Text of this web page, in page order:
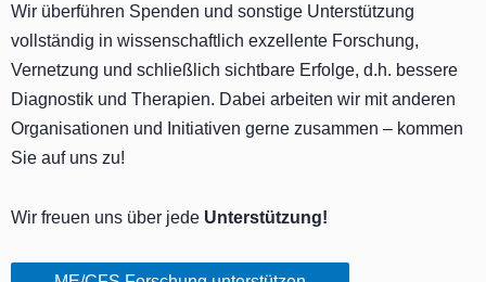
Wir überführen Spenden und sonstige Unterstützung
vollständig in wissenschaftlich exzellente Forschung,
Vernetzung und schließlich sichtbare Erfolge, d.h. bessere
Diagnostik und Therapien. Dabei arbeiten wir mit anderen
Organisationen und Initiativen gerne zusammen – kommen
Sie auf uns zu!
Wir freuen uns über jede Unterstützung!